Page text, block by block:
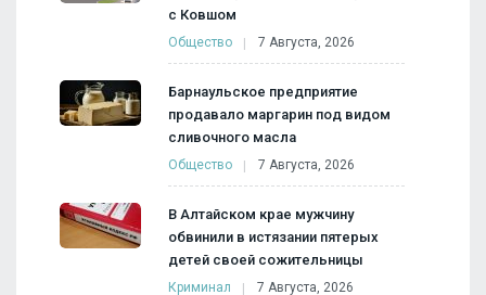
с Ковшом
Общество 7 Августа, 2026
Барнаульское предприятие
продавало маргарин под видом
сливочного масла
Общество 7 Августа, 2026
В Алтайском крае мужчину
обвинили в истязании пятерых
детей своей сожительницы
Криминал 7 Августа, 2026